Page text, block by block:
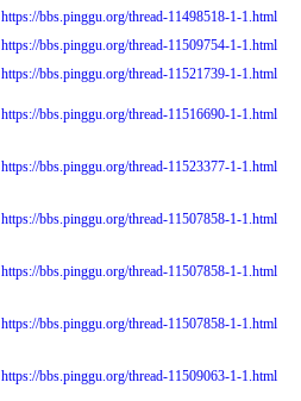
https://bbs.pinggu.org/thread-11498518-1-1.html
https://bbs.pinggu.org/thread-11509754-1-1.html
https://bbs.pinggu.org/thread-11521739-1-1.html
https://bbs.pinggu.org/thread-11516690-1-1.html
https://bbs.pinggu.org/thread-11523377-1-1.html
https://bbs.pinggu.org/thread-11507858-1-1.html
https://bbs.pinggu.org/thread-11507858-1-1.html
https://bbs.pinggu.org/thread-11507858-1-1.html
https://bbs.pinggu.org/thread-11509063-1-1.html